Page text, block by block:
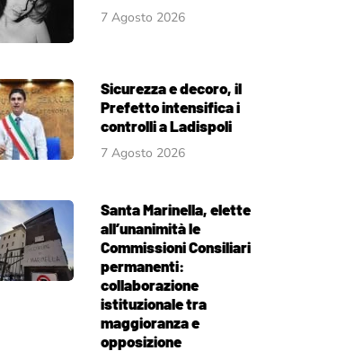
7 Agosto 2026
Sicurezza e decoro, il
Prefetto intensifica i
controlli a Ladispoli
7 Agosto 2026
Santa Marinella, elette
all’unanimità le
Commissioni Consiliari
permanenti:
collaborazione
istituzionale tra
maggioranza e
opposizione